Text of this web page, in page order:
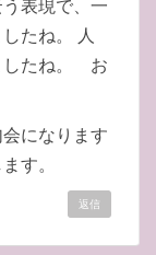
表現で、一
たね。 人
したね。 お
になります
す。
返信